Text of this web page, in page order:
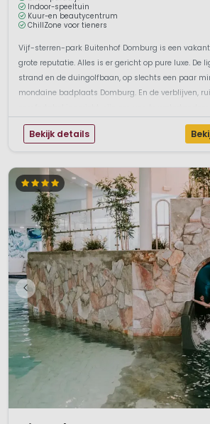
Indoor-speeltuin
Kuur-en beautycentrum
ChillZone voor tieners
Vijf-sterren-park Buitenhof Domburg is een
grote reputatie. Alles is er gericht op pure luxe. De
strand en de duingolfbaan, op slechts een paar
mondaine badplaats Domburg. En de verblijven,
Bekijk details